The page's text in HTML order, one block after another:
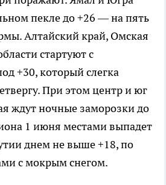
пекле до +26 — на пять
Алтайский край, Омская
стартуют с
+30, который слегка
При этом центр и юг
ждут ночные заморозки до
1 июня местами выпадет
днем не выше +18, по
с мокрым снегом.